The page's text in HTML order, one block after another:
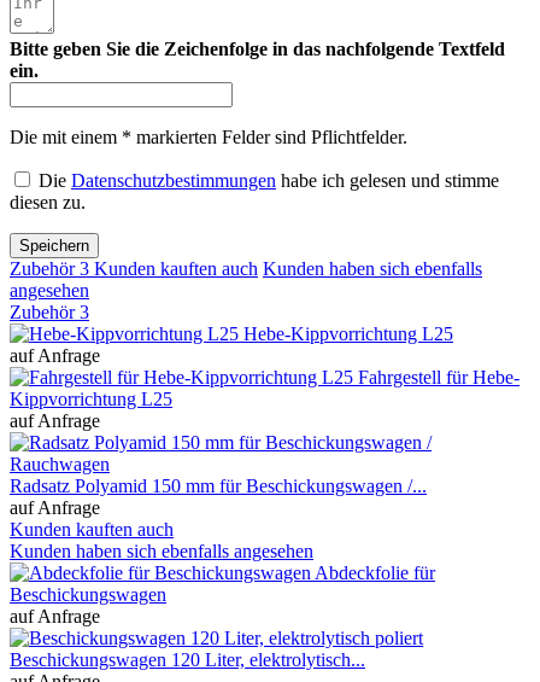
Bitte geben Sie die Zeichenfolge in das nachfolgende Textfeld
ein.
Die mit einem * markierten Felder sind Pflichtfelder.
Die Datenschutzbestimmungen habe ich gelesen und stimme
diesen zu.
Speichern
Zubehör3 Kunden kauften auch Kunden haben sich ebenfalls
angesehen
Zubehör3
Hebe-Kippvorrichtung L25
auf Anfrage
Fahrgestell für Hebe-
Kippvorrichtung L25
auf Anfrage
Radsatz Polyamid 150 mm für Beschickungswagen /...
auf Anfrage
Kunden kauften auch
Kunden haben sich ebenfalls angesehen
Abdeckfolie für
Beschickungswagen
auf Anfrage
Beschickungswagen 120 Liter, elektrolytisch...